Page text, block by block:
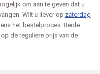
om aan te geven dat u
Wilt u liever op zaterdag
het bestelproces. Beide
de reguliere prijs van de